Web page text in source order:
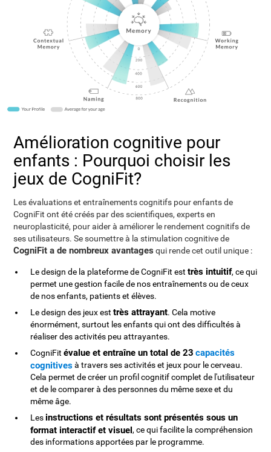
Amélioration cognitive pour
enfants : Pourquoi choisir les
jeux de CogniFit?
Les évaluations et entraînements cognitifs pour enfants de
CogniFit ont été créés par des scientifiques, experts en
neuroplasticité, pour aider à améliorer le rendement cognitifs de
ses utilisateurs. Se soumettre à la stimulation cognitive de
CogniFit a de nombreux avantages qui rende cet outil unique :
Le design de la plateforme de CogniFit esttrès intuitif, ce qui
permet une gestion facile de nos entraînements ou de ceux
de nos enfants, patients et élèves.
Le design des jeux esttrès attrayant. Cela motive
énormément, surtout les enfants qui ont des difficultés à
réaliser des activités peu attrayantes.
CogniFitévalue et entraîne un total de 23 capacités
cognitivesà travers ses activités et jeux pour le cerveau.
Cela permet de créer un profil cognitif complet de l'utilisateur
et de le comparer à des personnes du même sexe et du
même âge.
Lesinstructions et résultats sont présentés sous un
format interactif et visuel, ce qui facilite la compréhension
des informations apportées par le programme.